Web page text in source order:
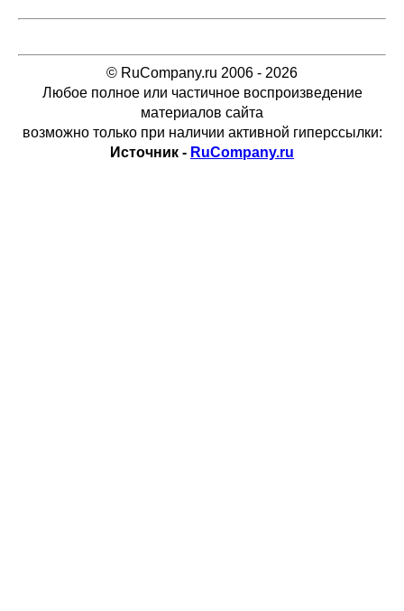
© RuCompany.ru 2006 - 2026
Любое полное или частичное воспроизведение
материалов сайта
возможно только при наличии активной гиперссылки:
Источник - RuCompany.ru